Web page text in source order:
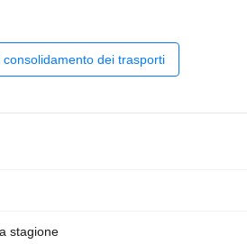
consolidamento dei trasporti
stagione